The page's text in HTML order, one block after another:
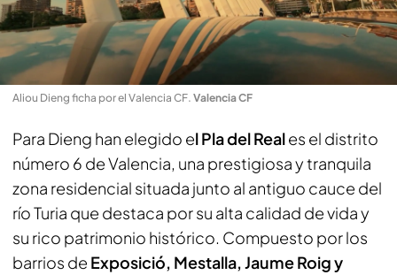
Aliou Dieng ficha por el Valencia CF. Valencia CF
Para Dieng han elegido el Pla del Reales el distrito
número 6 de Valencia, una prestigiosa y tranquila
zona residencial situada junto al antiguo cauce del
río Turia que destaca por su alta calidad de vida y
su rico patrimonio histórico. Compuesto por los
barrios de Exposició, Mestalla, Jaume Roig y